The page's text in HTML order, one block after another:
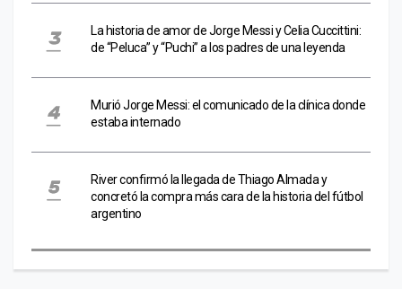
La historia de amor de Jorge Messi y Celia Cuccittini:
de “Peluca” y “Puchi” a los padres de una leyenda
Murió Jorge Messi: el comunicado de la clínica donde
estaba internado
River confirmó la llegada de Thiago Almada y
concretó la compra más cara de la historia del fútbol
argentino